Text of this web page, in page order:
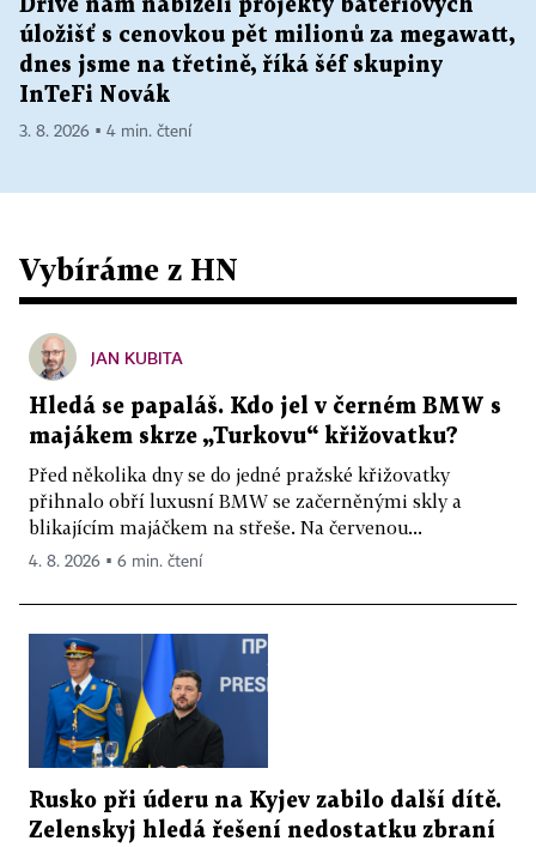
Dříve nám nabízeli projekty bateriových
úložišť s cenovkou pět milionů za megawatt,
dnes jsme na třetině, říká šéf skupiny
InTeFi Novák
3. 8. 2026 ▪ 4 min. čtení
Vybíráme z HN
JAN KUBITA
Hledá se papaláš. Kdo jel v černém BMW s
majákem skrze „Turkovu“ křižovatku?
Před několika dny se do jedné pražské křižovatky
přihnalo obří luxusní BMW se začerněnými skly a
blikajícím majáčkem na střeše. Na červenou...
4. 8. 2026 ▪ 6 min. čtení
Rusko při úderu na Kyjev zabilo další dítě.
Zelenskyj hledá řešení nedostatku zbraní